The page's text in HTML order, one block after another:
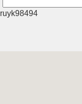
ruyk98494